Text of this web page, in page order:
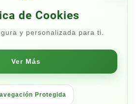
de Cookies
y personalizada para ti.
Ver Más
Protegida